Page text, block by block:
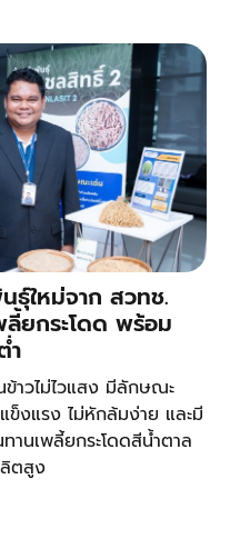
นธุ์ใหม่จาก สวทช.
ยกระโดด พร้อม
ำ
ข้าวไม่ไวแสง มีลักษณะ
งแรง ไม่หักล้มง่าย และมี
นเพลี้ยกระโดดสีน้ำตาล
ตสูง